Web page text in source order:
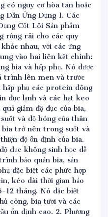
có nguy cơ hòa tan hoặc
Dẫn Ứng Dụng 1. Các
Cốt Lõi Sản phẩm
rộng rãi cho các quy
nhau, với các ứng
vào hai liên kết chính:
bia và hấp phụ. Nó được
trình lên men và trước
hấp phụ các protein đông
đục lạnh và các hạt keo
giảm độ đục của bia,
và độ bóng của thân
trở nên trong suốt và
độ ổn định của bia.
đục không sinh học dễ
bảo quản bia, sản
đặc biệt các phức hợp
kéo dài thời gian bảo
12 tháng. Nó đặc biệt
công, bia tươi và các
ổn định cao. 2. Phương